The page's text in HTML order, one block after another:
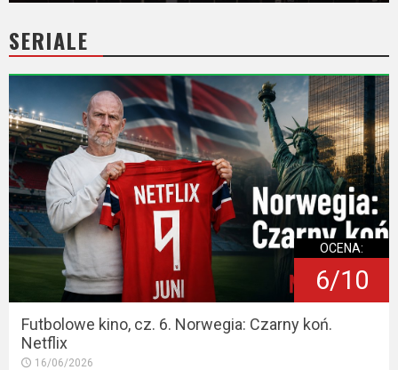
SERIALE
OCENA:
6/10
Futbolowe kino, cz. 6. Norwegia: Czarny koń.
Netflix
16/06/2026